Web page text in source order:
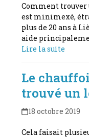
Comment trouver
est minimexé,
plus de 20 ans à
aide
Lire la suite
Le
trouvé un
18 octobre 2019
Cela faisait